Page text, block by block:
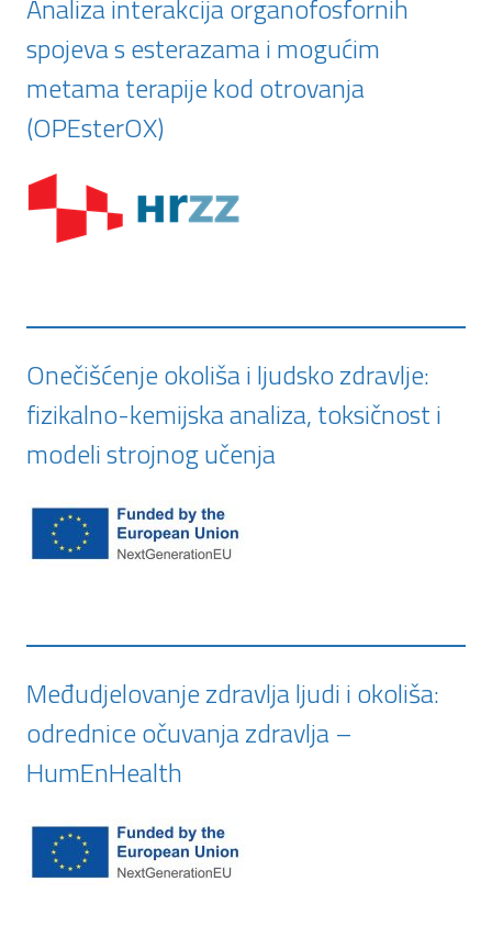
Analiza interakcija organofosfornih
spojeva s esterazama i mogućim
metama terapije kod otrovanja
(OPEsterOX)
Onečišćenje okoliša i ljudsko zdravlje:
fizikalno-kemijska analiza, toksičnost i
modeli strojnog učenja
Međudjelovanje zdravlja ljudi i okoliša:
odrednice očuvanja zdravlja –
HumEnHealth